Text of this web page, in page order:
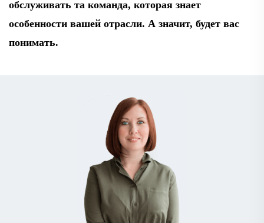
обслуживать та команда, которая знает
особенности вашей отрасли. А значит, будет вас
понимать.